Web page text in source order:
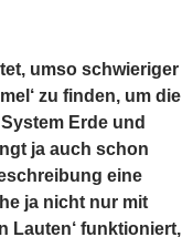
umso schwieriger
zu finden, um die
Erde und
ja auch schon
eine
ja nicht nur mit
Lauten‘ funktioniert,